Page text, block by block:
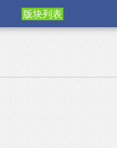
版块列表